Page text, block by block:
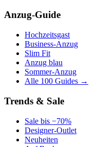
Anzug-Guide
Hochzeitsgast
Business-Anzug
Slim Fit
Anzug blau
Sommer-Anzug
Alle 100 Guides →
Trends & Sale
Sale bis −70%
Designer-Outlet
Neuheiten